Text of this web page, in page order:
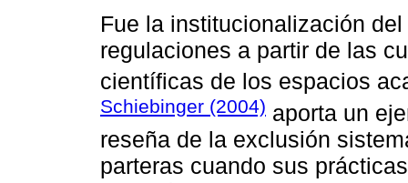
Fue la institucionalización
regulaciones a partir de las
científicas de los espacios
Schiebinger (2004) aporta un
reseña de la exclusión
parteras cuando sus